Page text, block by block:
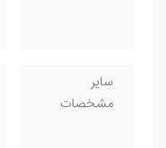
سایر
مشخصات